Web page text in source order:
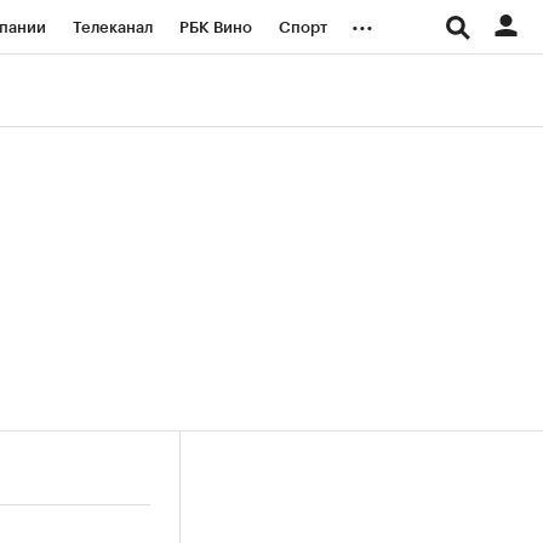
Телеканал РБК Вино Спорт ...